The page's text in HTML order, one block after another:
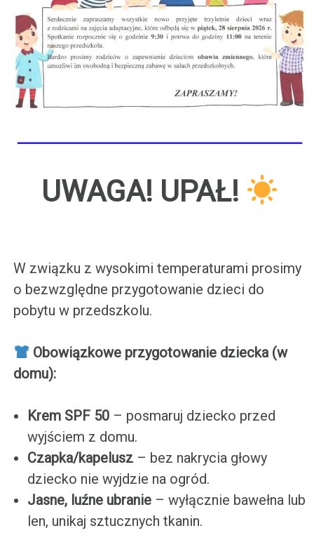
UWAGA! UPAŁ!
W związku z wysokimi temperaturami prosimy
o bezwzględne przygotowanie dzieci do
pobytu w przedszkolu.
Obowiązkowe przygotowanie dziecka (w
domu):
Krem SPF 50 – posmaruj dziecko przed
wyjściem z domu.
Czapka/kapelusz – bez nakrycia głowy
dziecko nie wyjdzie na ogród.
Jasne, luźne ubranie – wyłącznie bawełna lub
len, unikaj sztucznych tkanin.